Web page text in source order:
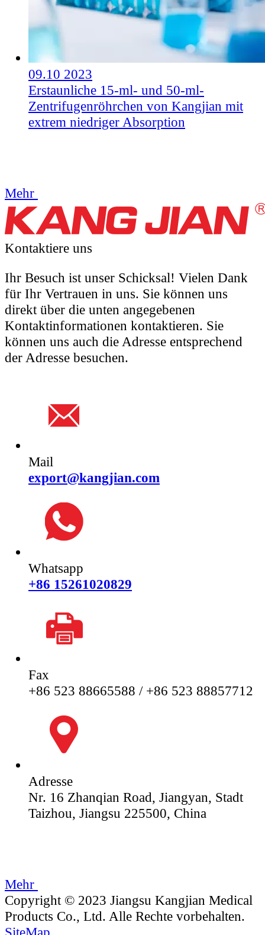
09.10 2023
Erstaunliche 15-ml- und 50-ml-
Zentrifugenröhrchen von Kangjian mit
extrem niedriger Absorption
Mehr
Kontaktiere uns
Ihr Besuch ist unser Schicksal! Vielen Dank
für Ihr Vertrauen in uns. Sie können uns
direkt über die unten angegebenen
Kontaktinformationen kontaktieren. Sie
können uns auch die Adresse entsprechend
der Adresse besuchen.
Mail
export@kangjian.com
Whatsapp
+86 15261020829
Fax
+86 523 88665588 / +86 523 88857712
Adresse
Nr. 16 Zhanqian Road, Jiangyan, Stadt
Taizhou, Jiangsu 225500, China
Mehr
Copyright © 2023 Jiangsu Kangjian Medical
Products Co., Ltd. Alle Rechte vorbehalten.
SiteMap